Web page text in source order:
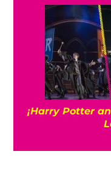
¡Harry Potter